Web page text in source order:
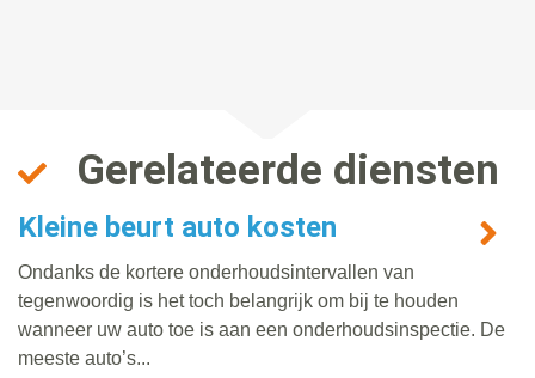
Gerelateerde diensten
Kleine beurt auto kosten
Ondanks de kortere onderhoudsintervallen van
tegenwoordig is het toch belangrijk om bij te houden
wanneer uw auto toe is aan een onderhoudsinspectie. De
meeste auto’s...